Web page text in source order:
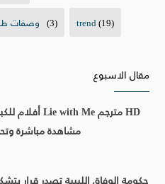
وصفات (3) trend(19)
مقال الاسبوع
مشاهدة مباشرة